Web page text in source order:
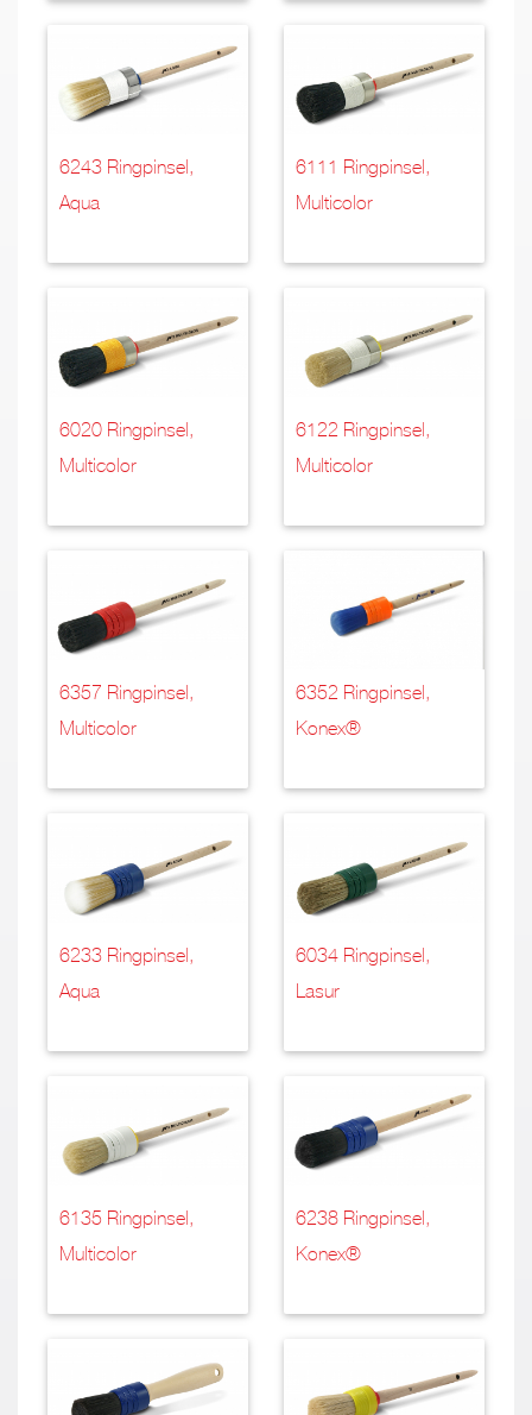
6243 Ringpinsel,
Aqua
6111 Ringpinsel,
Multicolor
6020 Ringpinsel,
Multicolor
6122 Ringpinsel,
Multicolor
6357 Ringpinsel,
Multicolor
6352 Ringpinsel,
Konex®
6233 Ringpinsel,
Aqua
6034 Ringpinsel,
Lasur
6135 Ringpinsel,
Multicolor
6238 Ringpinsel,
Konex®